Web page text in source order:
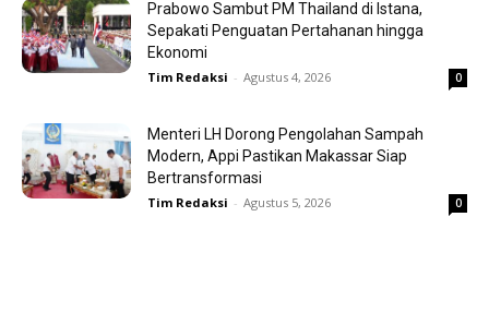
Prabowo Sambut PM Thailand di Istana,
Sepakati Penguatan Pertahanan hingga
Ekonomi
Tim Redaksi - Agustus 4, 2026 0
Menteri LH Dorong Pengolahan Sampah
Modern, Appi Pastikan Makassar Siap
Bertransformasi
Tim Redaksi - Agustus 5, 2026 0